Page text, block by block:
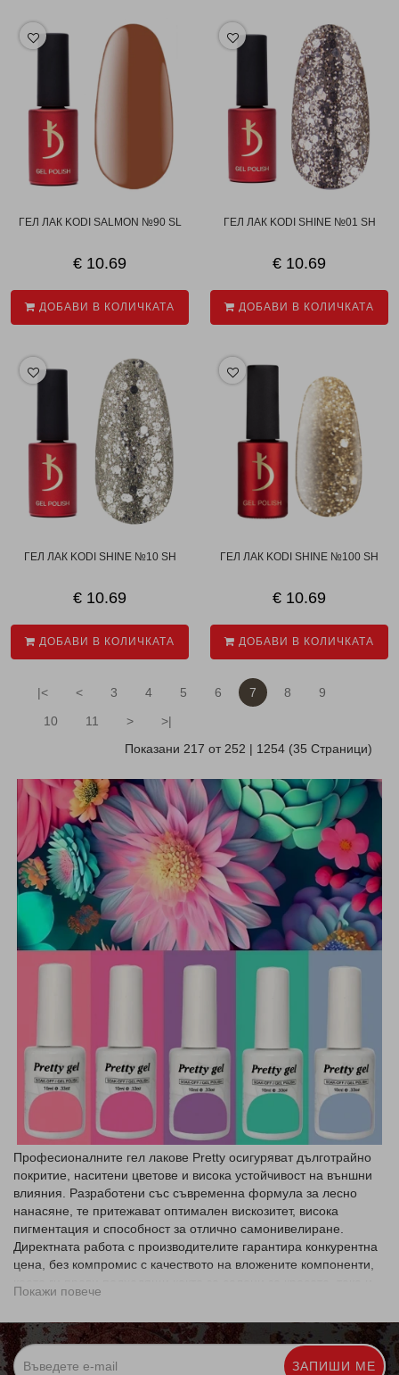
ГЕЛ ЛАК KODI SALMON №90 SL
€ 10.69
ДОБАВИ В КОЛИЧКАТА
ГЕЛ ЛАК KODI SHINE №01 SH
€ 10.69
ДОБАВИ В КОЛИЧКАТА
ГЕЛ ЛАК KODI SHINE №10 SH
€ 10.69
ДОБАВИ В КОЛИЧКАТА
ГЕЛ ЛАК KODI SHINE №100 SH
€ 10.69
ДОБАВИ В КОЛИЧКАТА
|< < 3 4 5 6 7 8
9
10
11 >
>|
Показани 217 от 252 | 1254 (35 Страници)
Професионалните гел лакове Pretty осигуряват дълготрайно
покритие, наситени цветове и висока устойчивост на външни
влияния. Разработени със съвременна формула за лесно
нанасяне, те притежават оптимален вискозитет, висока
пигментация и способност за отлично самонивелиране.
Директната работа с производителите гарантира конкурентна
цена, без компромис с качеството на вложените компоненти,
за домашна употреба.
Основни предимства и характеристики на гел лак Pretty:
Безопасна формула без съдържание на TPO
(Trimethylbenzoyl Diphenylphosphine Oxide) в
Покажи повече
ЗАПИШИ МЕ